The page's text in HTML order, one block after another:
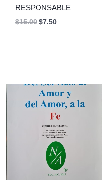
RESPONSABLE
$15.00 $7.50